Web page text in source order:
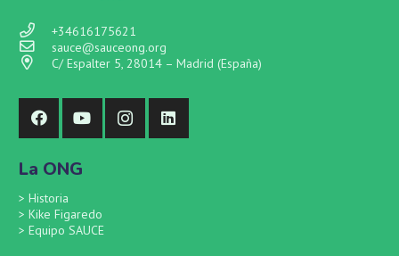
+34616175621
sauce@sauceong.org
C/ Espalter 5, 28014 – Madrid (España)
La ONG
> Historia
> Kike Figaredo
> Equipo SAUCE